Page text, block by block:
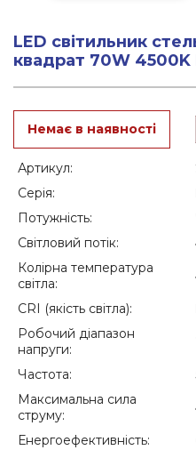
LED світильник
квадрат 70W 4500K
Немає в наявності
Артикул:
Серія:
Потужність:
Світловий потік:
Колірна температура
світла:
CRI (якість світла):
Робочий діапазон
напруги:
Частота:
Максимальна сила
струму:
Енергоефективність: